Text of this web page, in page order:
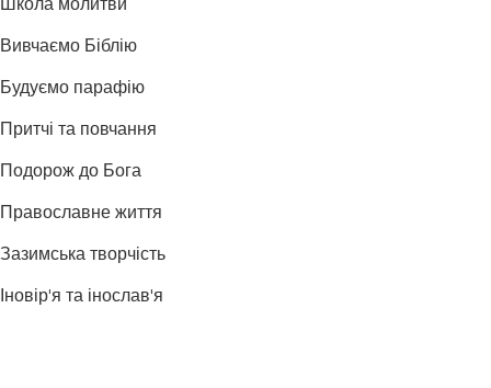
Вивчаємо Біблію
Будуємо парафію
Притчі та повчання
Подорож до Бога
Православне життя
Зазимська творчість
Іновір'я та інослав'я